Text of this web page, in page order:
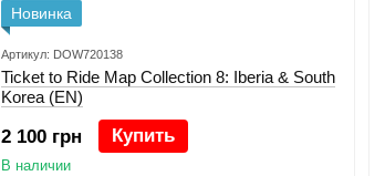
Новинка
Артикул: DOW720138
Ticket to Ride Map Collection 8: Iberia & South
Korea (EN)
2 100 грн Купить
В наличии